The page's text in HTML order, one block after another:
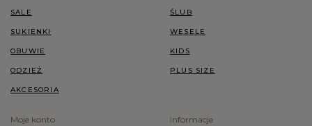
SALE
SUKIENKI
OBUWIE
ODZIEŻ
AKCESORIA
ŚLUB
WESELE
KIDS
PLUS SIZE
Moje konto Informacje